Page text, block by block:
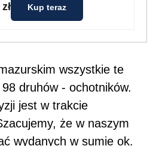
Kup teraz
wszystkie te
98 druhów - ochotników.
jest w trakcie
że w naszym
wydanych w sumie ok.